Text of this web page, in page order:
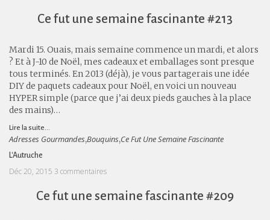
Ce fut une semaine fascinante #213
Mardi 15. Ouais, mais semaine commence un mardi, et alors
? Et à J-10 de Noël, mes cadeaux et emballages sont presque
tous terminés. En 2013 (déjà), je vous partagerais une idée
DIY de paquets cadeaux pour Noël, en voici un nouveau
HYPER simple (parce que j’ai deux pieds gauches à la place
des mains)…
Lire la suite...
Adresses Gourmandes,Bouquins,Ce Fut Une Semaine Fascinante
L'Autruche
Déc 20, 2015 3 commentaires
Ce fut une semaine fascinante #209